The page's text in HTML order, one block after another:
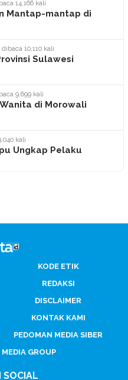
14,166 kali
Mantap-mantap di
dibaca 10,110 kali
Sulawesi
9,699 kali
di Morowali
kali
Ungkap Pelaku
KODE ETIK
REDAKSI
DISCLAIMER
KONTAK KAMI
PEDOMAN MEDIA SIBER
GROUP
SOCIAL